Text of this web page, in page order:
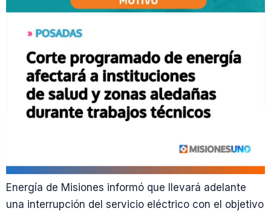
Energía de Misiones informó que llevará adelante
una interrupción del servicio eléctrico con el objetivo